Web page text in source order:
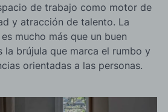
de trabajo como motor de
y atracción de talento. La
mucho más que un buen
la brújula que marca el rumbo y
orientadas a las personas.